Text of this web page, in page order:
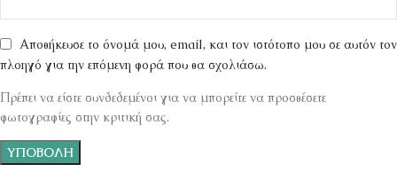
Αποθήκευσε το όνομά μου, email, και τον ιστότοπο μου σε αυτόν τον
πλοηγό για την επόμενη φορά που θα σχολιάσω.
Πρέπει να είστε συνδεδεμένοι για να μπορείτε να προσθέσετε
φωτογραφίες στην κριτική σας.